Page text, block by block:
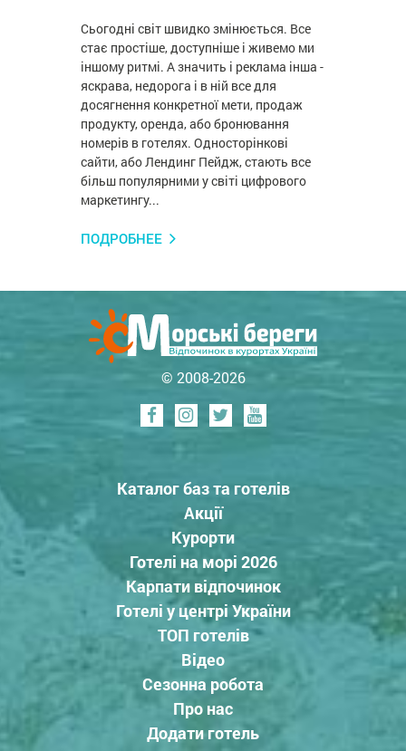
Сьогодні світ швидко змінюється. Все
стає простіше, доступніше і живемо ми
іншому ритмі. А значить і реклама інша -
яскрава, недорога і в ній все для
досягнення конкретної мети, продаж
продукту, оренда, або бронювання
номерів в готелях. Односторінкові
сайти, або Лендинг Пейдж, стають все
більш популярними у світі цифрового
маркетингу...
ПОДРОБНЕЕ
© 2008-2026
Каталог баз та готелів
Акції
Курорти
Готелі на морі 2026
Карпати відпочинок
Готелі у центрі України
ТОП готелів
Відео
Сезонна робота
Про нас
Додати готель